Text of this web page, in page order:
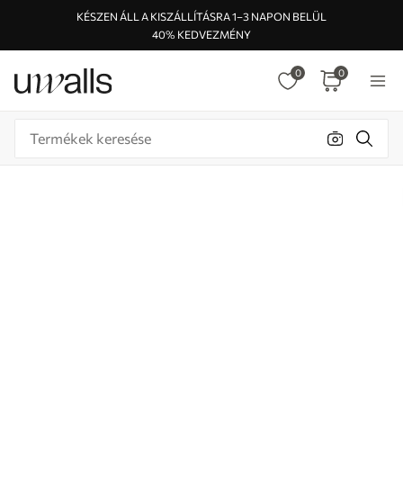
KÉSZEN ÁLL A KISZÁLLÍTÁSRA 1–3 NAPON BELÜL
40% KEDVEZMÉNY
0 0